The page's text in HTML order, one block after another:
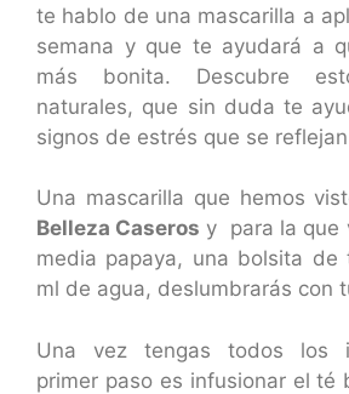
te hablo de una mascarilla a
semana y que te ayudará a
más bonita. Descubre
naturales, que sin duda te
signos de estrés que se
Una mascarilla que hemos
Belleza Caseros y para la que
media papaya, una bolsita de
ml de agua, deslumbrarás con
Una vez tengas todos los
primer paso es infusionar el té